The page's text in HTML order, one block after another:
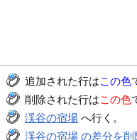
追加された行はこの色
削除された行はこの色
渓谷の宿場 へ行く。
渓谷の宿場 の差分を削